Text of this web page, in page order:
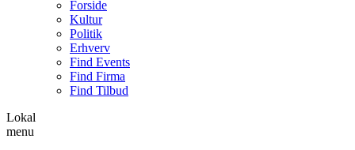
Forside
Kultur
Politik
Erhverv
Find Events
Find Firma
Find Tilbud
Lokal
menu